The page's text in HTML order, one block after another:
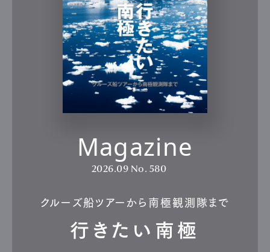
Magazine
2026.09 No. 580
クルーズ船ツアーから南極観測隊まで
行きたい南極